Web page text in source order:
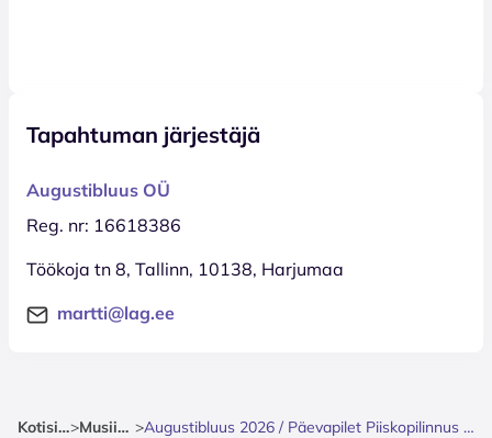
Tapahtuman järjestäjä
Augustibluus OÜ
Reg. nr: 16618386
Töökoja tn 8, Tallinn, 10138, Harjumaa
martti@lag.ee
Kotisivu> Musiikki > Augustibluus 2026 / Päevapilet Piiskopilinnus 31.07